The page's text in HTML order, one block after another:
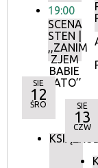
19:00
SCENA
STEN |
,,ZANIM
ZJEM
BABIE
LATO’’
SIE
12
ŚRO SIE
13
CZW